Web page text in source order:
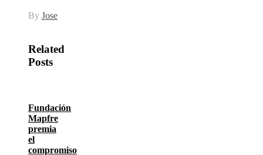
By Jose
Related
Posts
Fundación
Mapfre
premia
el
compromiso